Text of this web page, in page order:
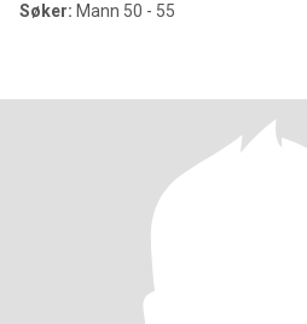
Søker: Mann 50 - 55